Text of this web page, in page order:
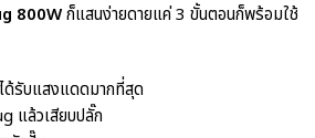
800Wก็แสนง่ายดายแค่ 3 ขั้นตอนก็พร้อมใช้
ด้รับแสงแดดมากที่สุด
แล้วเสียบปลั๊ก